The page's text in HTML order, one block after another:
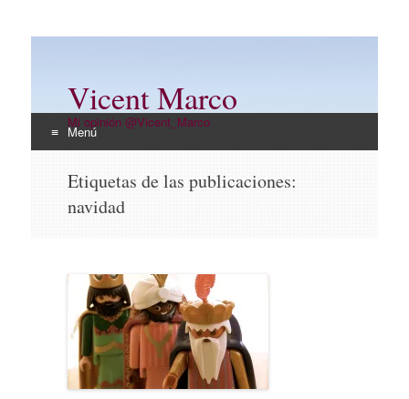
Vicent Marco
Mi opinión @Vicent_Marco
Menú
contenido
Etiquetas de las publicaciones:
navidad